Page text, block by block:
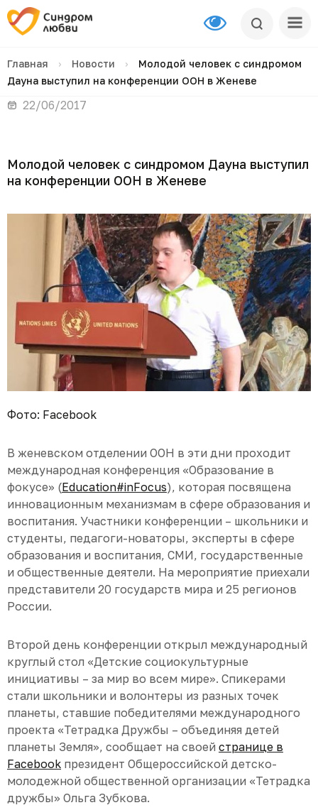
Главная › Новости ›
Молодой человек с синдромом
Дауна выступил на конференции ООН в Женеве
22/06/2017
Молодой человек с синдромом Дауна выступил
на конференции ООН в Женеве
Фото: Facebook
В женевском отделении ООН в эти дни проходит
международная конференция «Образование в
фокусе» (Education#inFocus), которая посвящена
инновационным механизмам в сфере образования и
воспитания. Участники конференции – школьники и
студенты, педагоги-новаторы, эксперты в сфере
образования и воспитания, СМИ, государственные
и общественные деятели. На мероприятие приехали
представители 20 государств мира и 25 регионов
России.
Второй день конференции открыл международный
круглый стол «Детские социокультурные
инициативы – за мир во всем мире». Спикерами
стали школьники и волонтеры из разных точек
планеты, ставшие победителями международного
проекта «Тетрадка Дружбы – объединяя детей
планеты Земля», сообщает на своей странице в
Facebook президент Общероссийской детско-
молодежной общественной организации «Тетрадка
дружбы» Ольга Зубкова.